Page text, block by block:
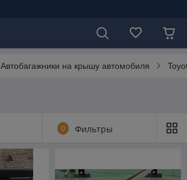
Автобагажники на крышу автомобиля
0 Фильтры